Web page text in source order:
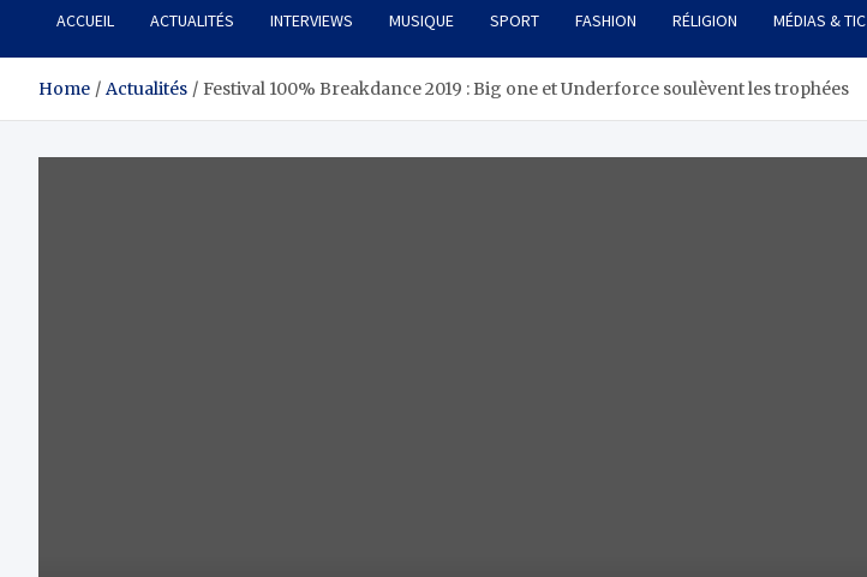
ACCUEIL ACTUALITÉS INTERVIEWS MUSIQUE SPORT FASHION RÉLIGION MÉDIAS & TIC
Home Actualités Festival 100% Breakdance 2019 : Big one et Underforce soulèvent les trophées